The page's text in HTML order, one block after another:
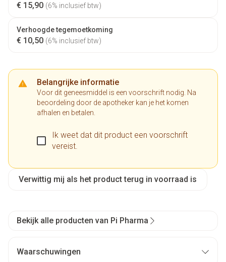
€ 15,90 (6% inclusief btw)
Verhoogde tegemoetkoming
€ 10,50 (6% inclusief btw)
Belangrijke informatie
Voor dit geneesmiddel is een voorschrift nodig. Na
beoordeling door de apotheker kan je het komen
afhalen en betalen.
Ik weet dat dit product een voorschrift
vereist.
Verwittig mij als het product terug in voorraad is
Bekijk alle producten van Pi Pharma
Waarschuwingen